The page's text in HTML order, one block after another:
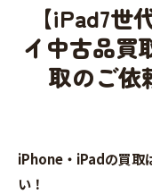
【iPad7世
イ中古品買
取のご依
iPhone・iPadの買取
い！